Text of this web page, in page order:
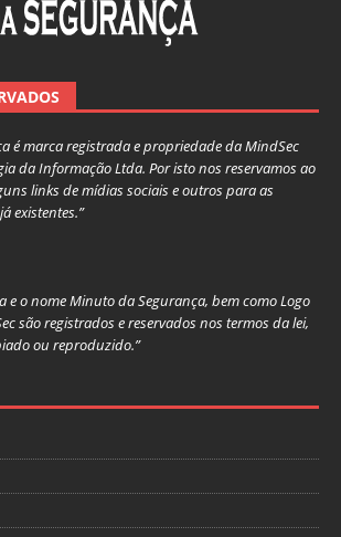
é marca registrada e propriedade da MindSec
da Informação Ltda. Por isto nos reservamos ao
links de mídias sociais e outros para as
existentes.”
e o nome Minuto da Segurança, bem como Logo
são registrados e reservados nos termos da lei,
ou reproduzido.”